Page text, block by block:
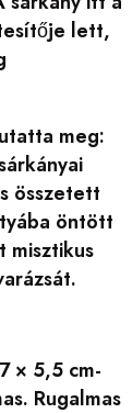
lett,
meg:
összetett
öntött
misztikus
× 5,5 cm-
Rugalmas